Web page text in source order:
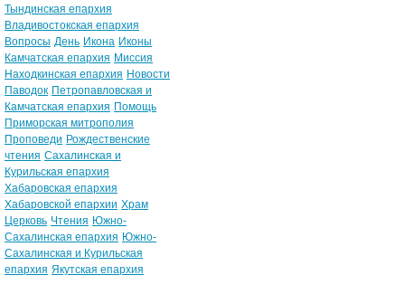
Тындинская епархия
Владивостокская епархия
Вопросы День Икона Иконы
Камчатская епархия Миссия
Находкинская епархия Новости
Паводок Петропавловская и
Камчатская епархия Помощь
Приморская митрополия
Проповеди Рождественские
чтения Сахалинская и
Курильская епархия
Хабаровская епархия
Хабаровской епархии Храм
Церковь Чтения Южно-
Сахалинская епархия Южно-
Сахалинская и Курильская
епархия Якутская епархия